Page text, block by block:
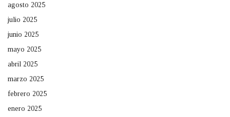
agosto 2025
julio 2025
junio 2025
mayo 2025
abril 2025
marzo 2025
febrero 2025
enero 2025